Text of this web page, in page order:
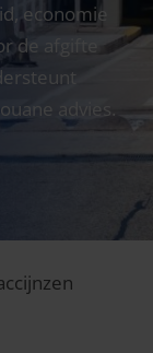
economie
de afgifte
advies.